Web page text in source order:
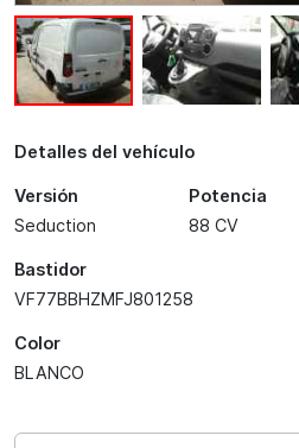
Detalles del vehículo
Versión
Seduction
Potencia
88 CV
Bastidor
VF77BBHZMFJ801258
Color
BLANCO